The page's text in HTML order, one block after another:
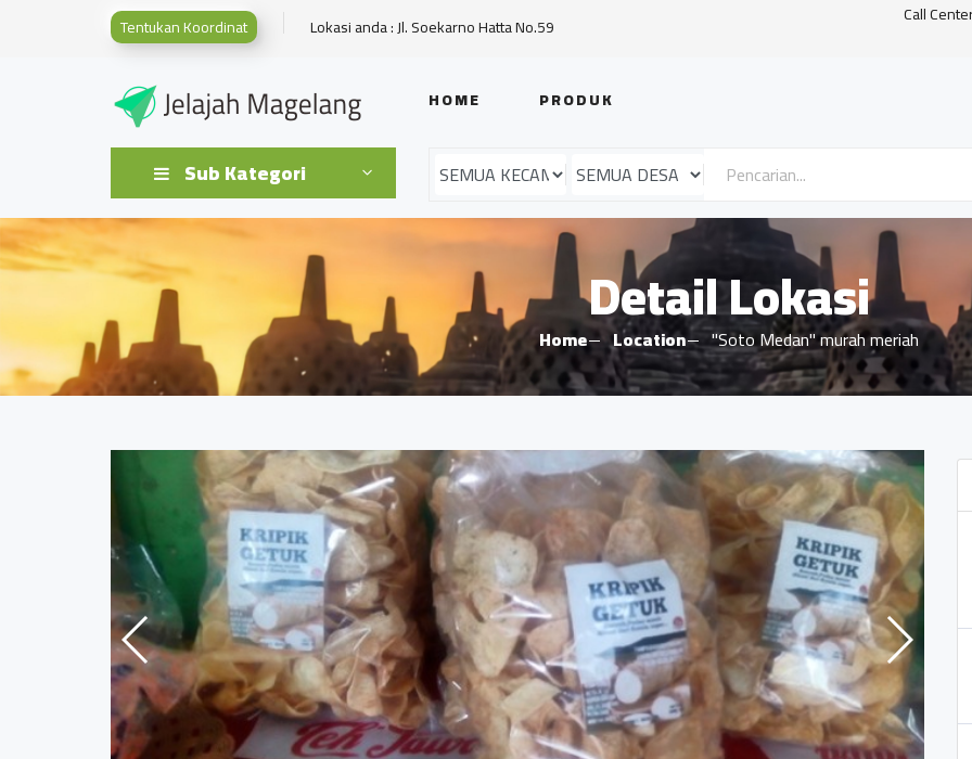
Tentukan Koordinat Lokasi anda : Jl. Soekarno Hatta No.59 Call
HOME PRODUK
Sub Kategori
Detail Lokasi
Home Location "Soto Medan" murah meriah